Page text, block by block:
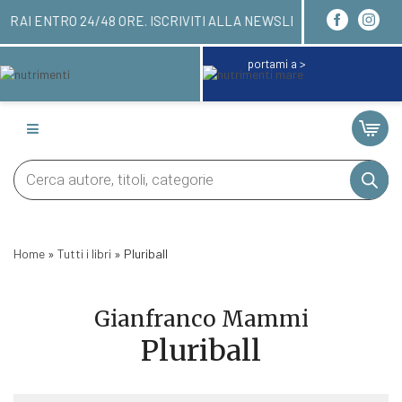
LI RICEVERAI ENTRO 24/48 ORE. ISCRIVITI
portami a >
Products
search
Home » Tutti i libri » Pluriball
Gianfranco Mammi
Pluriball